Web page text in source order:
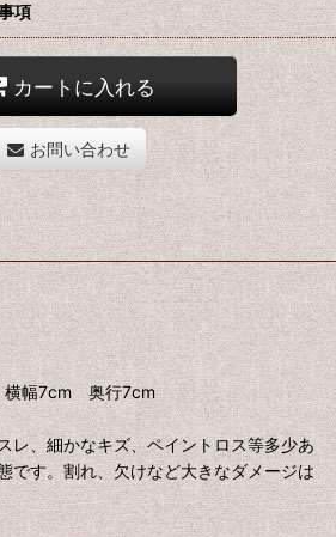
項
カートに入れる
お問い合わせ
幅7cm 奥行7cm
、細かなキズ、ペイントロス等多少あ
です。割れ、欠けなど大きなダメージは